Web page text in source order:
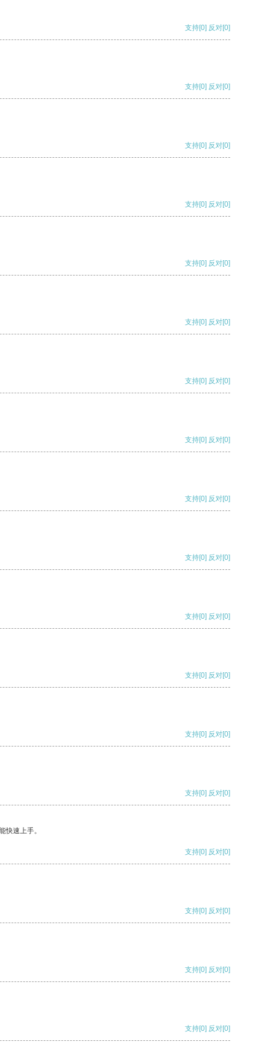
支持[0] 反对[0]
支持[0] 反对[0]
支持[0] 反对[0]
支持[0] 反对[0]
支持[0] 反对[0]
支持[0] 反对[0]
支持[0] 反对[0]
支持[0] 反对[0]
支持[0] 反对[0]
支持[0] 反对[0]
支持[0] 反对[0]
支持[0] 反对[0]
支持[0] 反对[0]
支持[0] 反对[0]
快速上手。
支持[0] 反对[0]
支持[0] 反对[0]
支持[0] 反对[0]
支持[0] 反对[0]